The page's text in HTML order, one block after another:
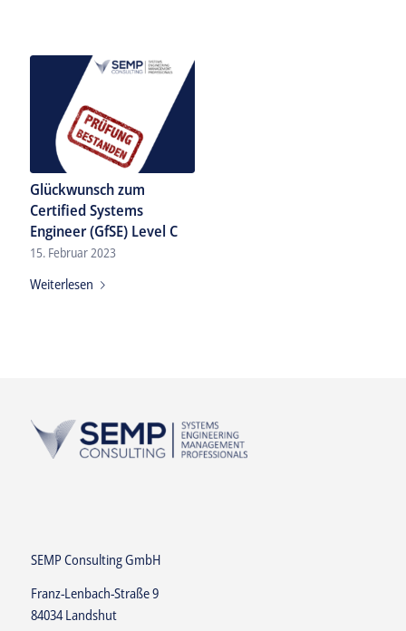
Glückwunsch zum
Certified Systems
Engineer (GfSE) Level C
15. Februar 2023
Weiterlesen
SEMP Consulting GmbH
Franz-Lenbach-Straße 9
84034 Landshut